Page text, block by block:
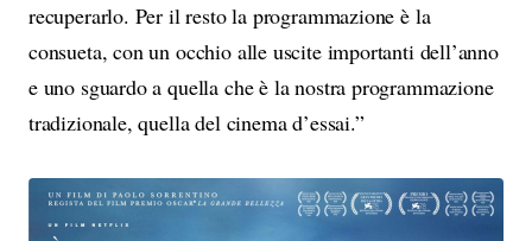
recuperarlo. Per il resto la programmazione è la
consueta, con un occhio alle uscite importanti dell’anno
e uno sguardo a quella che è la nostra programmazione
tradizionale, quella del cinema d’essai.”